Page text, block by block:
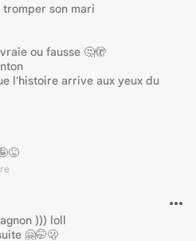
son mari
ou fausse 🤔🫣
l'histoire arrive aux yeux du
))) loll
🤗🤭🫢